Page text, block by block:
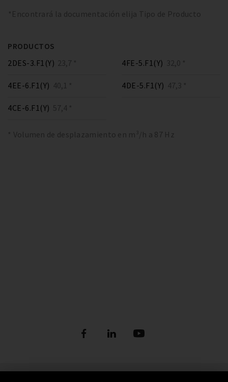
*Encontrará la documentación elija Tipo de Producto
PRODUCTOS
2DES-3.F1(Y) 23,7 * 4FE-5.F1(Y) 32,0 *
4EE-6.F1(Y) 40,1 * 4DE-5.F1(Y) 47,3 *
4CE-6.F1(Y) 57,4 *
* Volumen de desplazamiento en m³/h a 87 Hz